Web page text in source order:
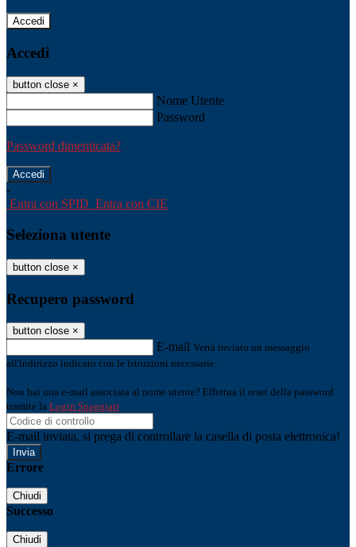
Accedi
Accedi
button close ×
Nome Utente
Password
Password dimenticata?
-
Entra con SPID Entra con CIE
Seleziona utente
button close ×
Recupero password
button close ×
E-mail Verrà inviato un messaggio
all'indirizzo indicato con le istruzioni necessarie.
Non hai una e-mail associata al nome utente? Effettua il reset della password
tramite la Login Spaggiari
E-mail inviata, si prega di controllare la casella di posta elettronica!
Errore
Chiudi
Successo
Chiudi